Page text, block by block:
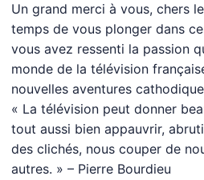
Un grand merci à vous, chers
temps de vous plonger dans
vous avez ressenti la passion
monde de la télévision
nouvelles aventures
« La télévision peut donner
tout aussi bien appauvrir,
des clichés, nous couper de
autres. » – Pierre Bourdieu